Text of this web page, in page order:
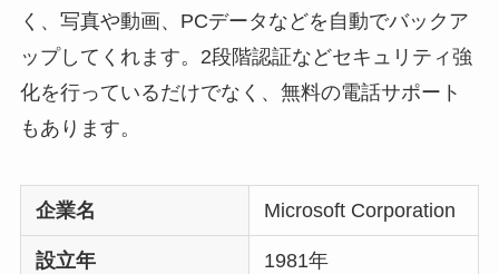
く、写真や動画、PCデータなどを自動でバックア
ップしてくれます。2段階認証などセキュリティ強
化を行っているだけでなく、無料の電話サポート
もあります。
企業名 Microsoft Corporation
設立年 1981年